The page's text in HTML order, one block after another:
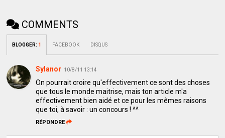
COMMENTS
BLOGGER: 1 FACEBOOK DISQUS
Sylanor 10/8/11 13:14
On pourrait croire qu'effectivement ce sont des choses
que tous le monde maitrise, mais ton article m'a
effectivement bien aidé et ce pour les mêmes raisons
que toi, à savoir : un concours ! ^^
RÉPONDRE